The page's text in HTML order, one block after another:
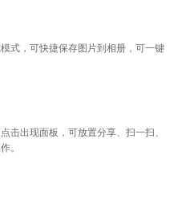
式，可快捷保存图片到相册，可一键
击出现面板，可放置分享、扫一扫、
。